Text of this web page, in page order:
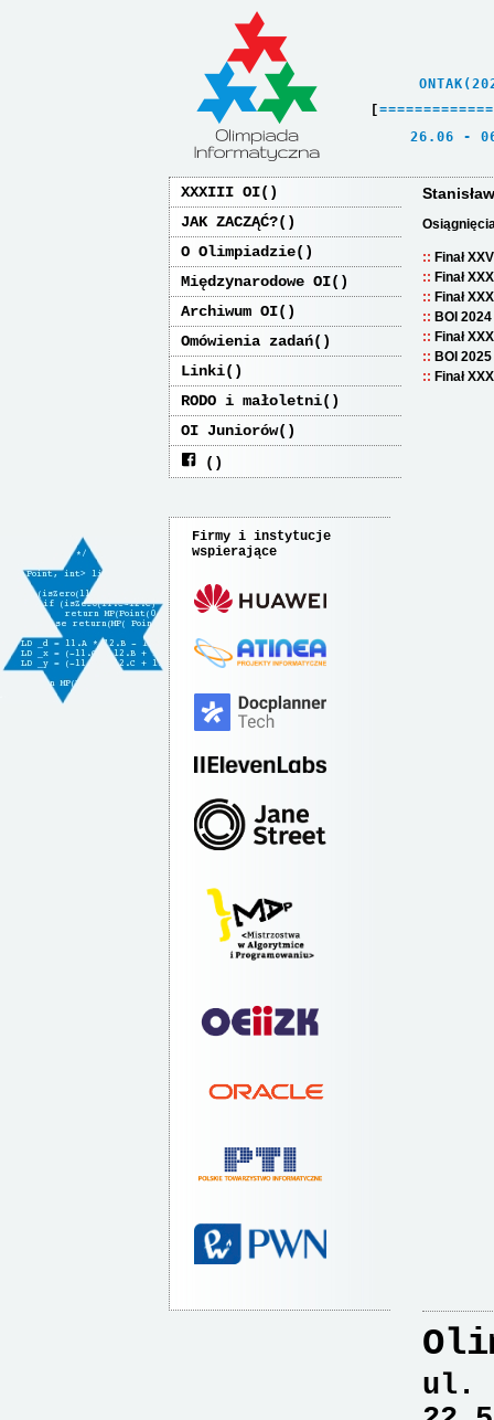
[ =============
26.06
XXXIII OI
JAK ZACZĄĆ?
O Olimpiadzie
Międzynarodowe OI
Archiwum OI
Omówienia zadań
Linki
RODO i małoletni
OI Juniorów
Firmy i instytucje
wspierające
Finał
Finał
Finał
BOI 2024
Finał
BOI 2025
Finał
ul.